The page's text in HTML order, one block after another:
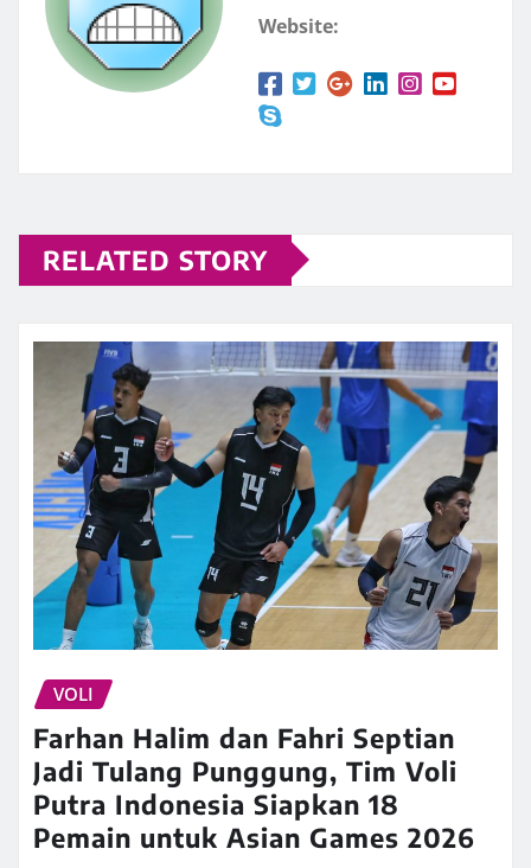
Website:
RELATED STORY
VOLI
Farhan Halim dan Fahri Septian
Jadi Tulang Punggung, Tim Voli
Putra Indonesia Siapkan 18
Pemain untuk Asian Games 2026